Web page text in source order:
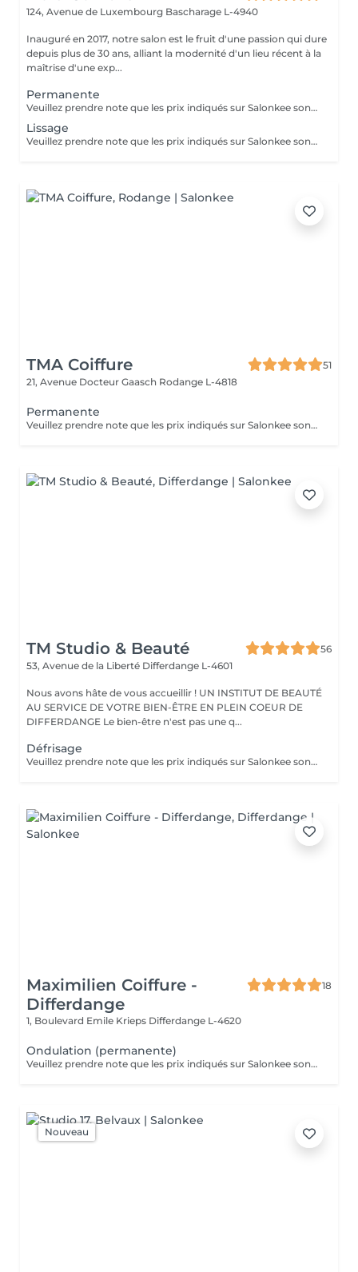
124, Avenue de Luxembourg Bascharage L-4940
Inauguré en 2017, notre salon est le fruit d'une passion qui dure
depuis plus de 30 ans, alliant la modernité d'un lieu récent à la
maîtrise d'une exp...
Permanente
Veuillez prendre note que les prix indiqués sur Salonkee sont communiqués à titre informatif et s'entendent de base. Ces derniers sont susceptibles de varier selon le diagnostic réalisé à votre arrivée au salon et l'expertise du professionnel à qui vous confiez votre beauté. Dans tous les cas, un devis précis vous sera proposé et toutes réalisations de prestations seront effectuées avec votre accord. Un grand merci d'avance pour votre compréhension. Au plaisir de vous revoir très vite.
Lissage
Veuillez prendre note que les prix indiqués sur Salonkee sont communiqués à titre informatif et s'entendent de base. Ces derniers sont susceptibles de varier selon le diagnostic réalisé à votre arrivée au salon et l'expertise du professionnel à qui vous confiez votre beauté. Dans tous les cas, un devis précis vous sera proposé et toutes réalisations de prestations seront effectuées avec votre accord. Un grand merci d'avance pour votre compréhension. Au plaisir de vous revoir très vite.
TMA Coiffure
51
21, Avenue Docteur Gaasch Rodange L-4818
Permanente
Veuillez prendre note que les prix indiqués sur Salonkee sont communiqués à titre informatif et s'entendent de base. Ces derniers sont susceptibles de varier selon le diagnostic réalisé à votre arrivée au salon et l'expertise du professionnel à qui vous confiez votre beauté. Dans tous les cas, un devis précis vous sera proposé et toutes réalisations de prestations seront effectuées avec votre accord. Un grand merci d'avance pour votre compréhension. Au plaisir de vous revoir très vite.
TM Studio & Beauté
56
53, Avenue de la Liberté Differdange L-4601
Nous avons hâte de vous accueillir ! UN INSTITUT DE BEAUTÉ
AU SERVICE DE VOTRE BIEN-ÊTRE EN PLEIN COEUR DE
DIFFERDANGE Le bien-être n'est pas une q...
Défrisage
Veuillez prendre note que les prix indiqués sur Salonkee sont communiqués à titre informatif et s'entendent de base. Ces derniers sont susceptibles de varier selon le diagnostic réalisé à votre arrivée au salon et l'expertise du professionnel à qui vous confiez votre beauté. Dans tous les cas, un devis précis vous sera proposé et toutes réalisations de prestations seront effectuées avec votre accord. Un grand merci d'avance pour votre compréhension. Au plaisir de vous recevoir très vite.
Maximilien Coiffure -
Differdange
18
1, Boulevard Emile Krieps Differdange L-4620
Ondulation (permanente)
Veuillez prendre note que les prix indiqués sur Salonkee sont communiqués à titre informatif et s'entendent de base. Ces derniers sont susceptibles de varier selon le diagnostic réalisé à votre arrivée au salon et l'expertise du professionnel à qui vous confiez votre beauté. Dans tous les cas, un devis précis vous sera proposé et toutes réalisations de prestations seront effectuées avec votre accord. Un grand merci d'avance pour votre compréhension. Au plaisir de vous recevoir très vite.
Nouveau